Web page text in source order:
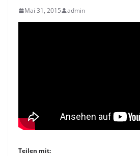
Mai 31, 2015 admin
Teilen mit: